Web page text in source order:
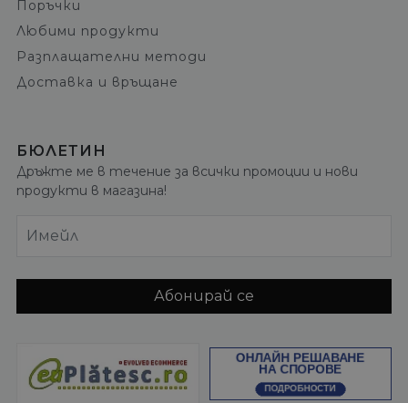
Поръчки
Любими продукти
Разплащателни методи
Доставка и връщане
БЮЛЕТИН
Дръжте ме в течение за всички промоции и нови
продукти в магазина!
Имейл
Абонирай се